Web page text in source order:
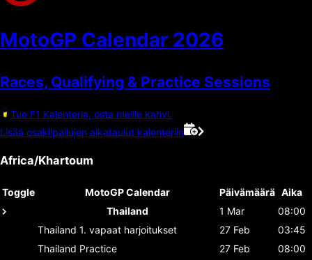
MotoGP Calendar 2026
Races, Qualifying & Practice Sessions
Tue F1 Kalenteria, osta meille kahvi.
Lisää osakilpailujen aikataulut kalenteriin
Africa/Khartoum
Toggle MotoGP Calendar Päivämäärä Aika
Thailand
1 Mar
08:00
Thailand 1. vapaat harjoitukset 27 Feb
03:45
Thailand Practice 27 Feb
08:00